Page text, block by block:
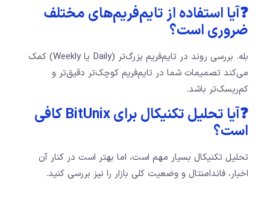
❓آیا استفاده از تایم‌فریم‌های مختلف
ضروری است؟
بله. بررسی روند در تایم‌فریم بزرگ‌تر (Daily یا Weekly) کمک
می‌کند تصمیمات شما در تایم‌فریم کوچک‌تر دقیق‌تر و
کم‌ریسک‌تر باشد.
❓آیا تحلیل تکنیکال برای BitUnix کافی
است؟
تحلیل تکنیکال بسیار مهم است، اما بهتر است در کنار آن
اخبار، فاندامنتال و وضعیت کلی بازار را نیز بررسی کنید.